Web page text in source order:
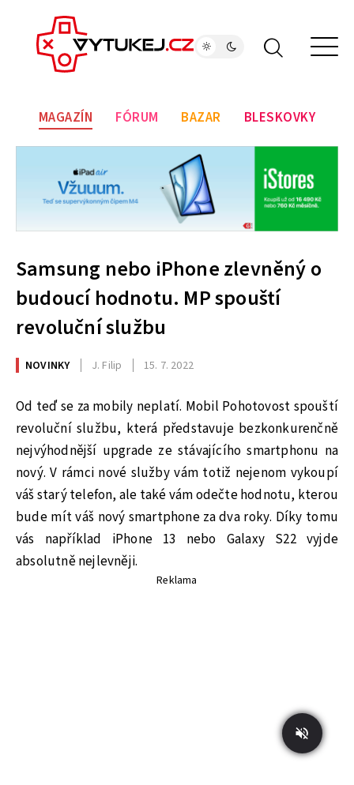
MAGAZÍN FÓRUM BAZAR BLESKOVKY
Samsung nebo iPhone zlevněný o
budoucí hodnotu. MP spouští
revoluční službu
NOVINKY J. Filip 15. 7. 2022
Od teď se za mobily neplatí. Mobil Pohotovost spouští
revoluční službu, která představuje bezkonkurenčně
nejvýhodnější upgrade ze stávajícího smartphonu na
nový. V rámci nové služby vám totiž nejenom vykoupí
váš starý telefon, ale také vám odečte hodnotu, kterou
bude mít váš nový smartphone za dva roky. Díky tomu
vás například iPhone 13 nebo Galaxy S22 vyjde
absolutně nejlevněji.
Reklama